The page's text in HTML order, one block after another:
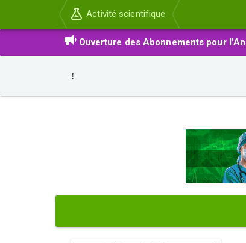
Activité scientifique
Ouverture des Abonnements pour